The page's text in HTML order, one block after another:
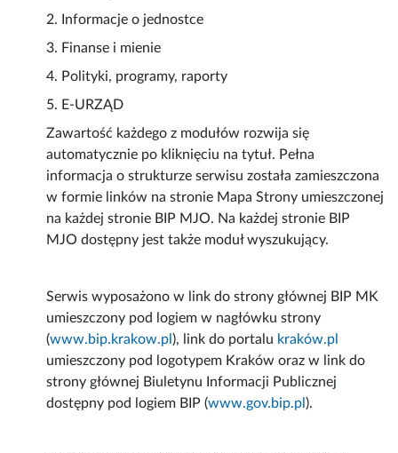
2. Informacje o jednostce
3. Finanse i mienie
4. Polityki, programy, raporty
5. E-URZĄD
Zawartość każdego z modułów rozwija się
automatycznie po kliknięciu na tytuł. Pełna
informacja o strukturze serwisu została zamieszczona
w formie linków na stronie Mapa Strony umieszczonej
na każdej stronie BIP MJO. Na każdej stronie BIP
MJO dostępny jest także moduł wyszukujący.
Serwis wyposażono w link do strony głównej BIP MK
umieszczony pod logiem w nagłówku strony
(www.bip.krakow.pl ), link do portalu kraków.pl
umieszczony pod logotypem Kraków oraz w link do
strony głównej Biuletynu Informacji Publicznej
dostępny pod logiem BIP (www.gov.bip.pl ).